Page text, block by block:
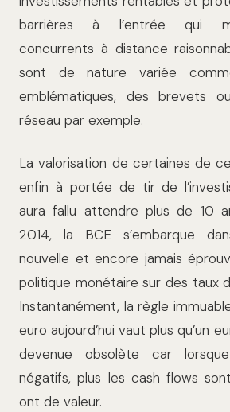
barrières à l’entrée qui
concurrents à distance
sont de nature variée
emblématiques, des brevets
réseau par exemple.
La valorisation de certaines de
enfin à portée de tir de
aura fallu attendre plus de 10
2014, la BCE s’embarque
nouvelle et encore jamais
politique monétaire sur des taux
Instantanément, la règle
euro aujourd’hui vaut plus qu’un
devenue obsolète car
négatifs, plus les cash flows
ont de valeur.